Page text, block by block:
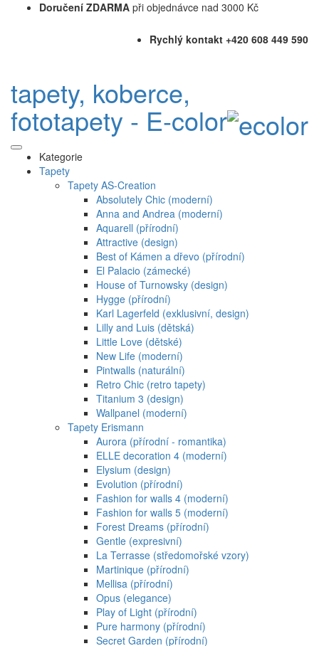
Doručení ZDARMA při objednávce nad 3000 Kč
Rychlý kontakt +420 608 449 590
tapety, koberce,
fototapety - E-color
Kategorie
Tapety
Tapety AS-Creation
Absolutely Chic (moderní)
Anna and Andrea (moderní)
Aquarell (přírodní)
Attractive (design)
Best of Kámen a dřevo (přírodní)
El Palacio (zámecké)
House of Turnowsky (design)
Hygge (přírodní)
Karl Lagerfeld (exklusivní, design)
Lilly and Luis (dětská)
Little Love (dětské)
New Life (moderní)
Pintwalls (naturální)
Retro Chic (retro tapety)
Titanium 3 (design)
Wallpanel (moderní)
Tapety Erismann
Aurora (přírodní - romantika)
ELLE decoration 4 (moderní)
Elysium (design)
Evolution (přírodní)
Fashion for walls 4 (moderní)
Fashion for walls 5 (moderní)
Forest Dreams (přírodní)
Gentle (expresivní)
La Terrasse (středomořské vzory)
Martinique (přírodní)
Mellisa (přírodní)
Opus (elegance)
Play of Light (přírodní)
Pure harmony (přírodní)
Secret Garden (přírodní)